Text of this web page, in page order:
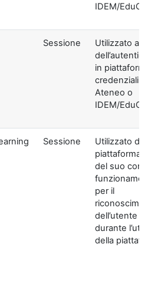
IDEM/
Sessione
Utilizzato ai
in
credenziali di
Ateneo o
IDEM/
Sessione
Utilizzato
piattaforma
del suo
per il
dell’utente
durante
della